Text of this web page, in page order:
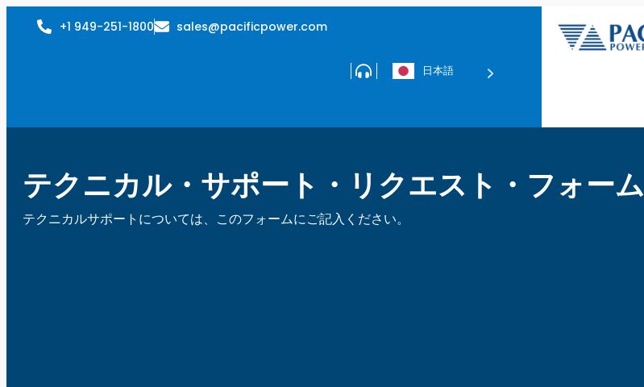
+1 949-251-1800 sales@pacificpower.com
日本語
テクニカル・サポート・リクエスト・フォーム
テクニカルサポートについては、このフォームにご記入ください。